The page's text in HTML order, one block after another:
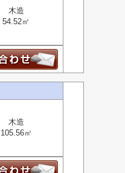
木造
54.52㎡
木造
105.56㎡